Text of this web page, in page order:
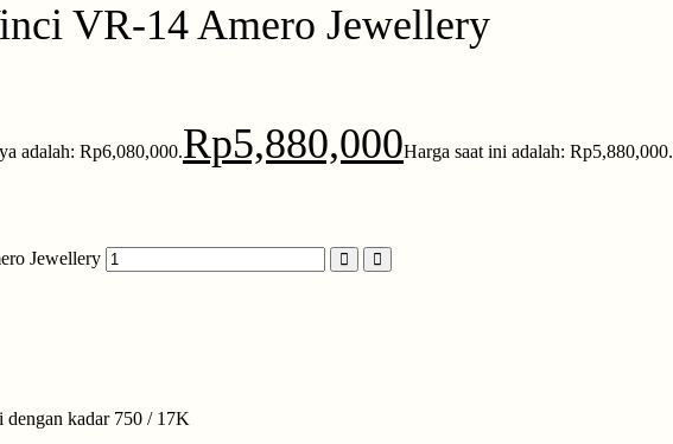
VR-14 Amero Jewellery
adalah: Rp6,080,000.Rp5,880,000Harga saat ini adalah: Rp5,880,000.
Jewellery
dengan kadar 750 / 17K